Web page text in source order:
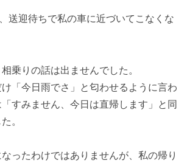
送迎待ちで私の車に近づいてこなくな
乗りの話は出ませんでした。
「今日雨でさ」と匂わせるように言わ
すみません、今日は直帰します」と同
。
ったわけではありませんが、私の帰り